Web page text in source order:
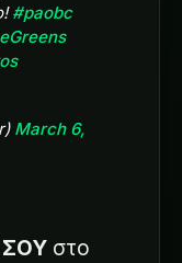
#paobc
March 6,
ΣΟΥ στο